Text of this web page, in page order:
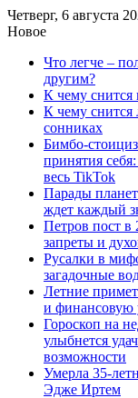
Четверг, 6 августа
Новое
Что легче –
другим?
К чему снится
К чему снится
сонниках
Бимбо-
принятия
весь TikTok
Парады планет
ждет каждый
Петров пост в
запреты и
Русалки в
загадочные
Летние
и финансовую
Гороскоп на
улыбнется
возможности
Умерла 35-
Эдже Иртем